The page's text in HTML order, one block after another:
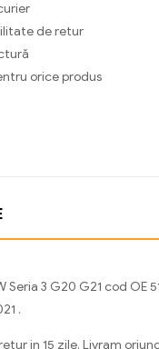
de retur
orice produs
3 G20 G21 cod OE
.
in 15 zile. Livram